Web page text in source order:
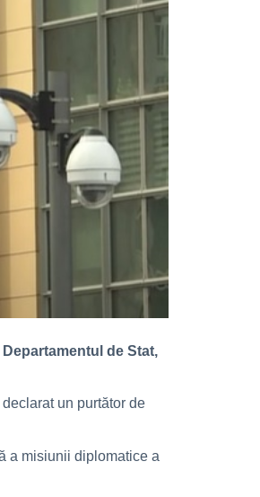
de Stat,
un purtător de
a misiunii diplomatice a